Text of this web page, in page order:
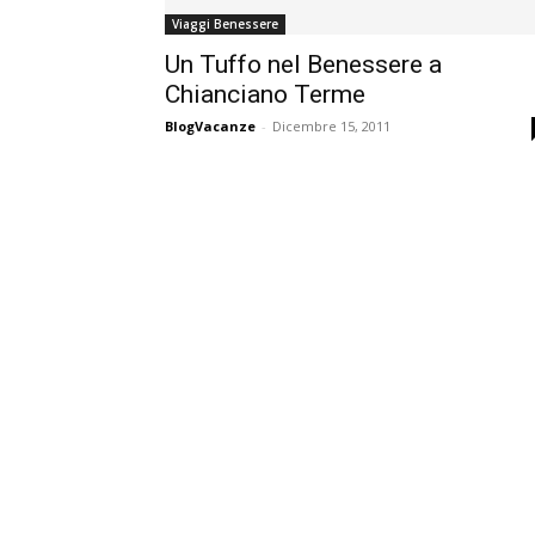
Viaggi Benessere
Un Tuffo nel Benessere a
Chianciano Terme
BlogVacanze - Dicembre 15, 2011